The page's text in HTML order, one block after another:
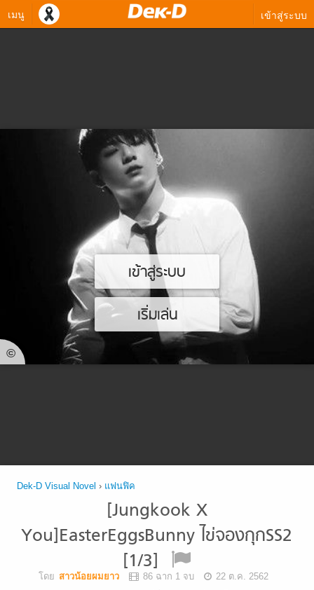
เมนู เข้าสู่ระบบ
เข้าสู่ระบบ
เริ่มเล่น
©
Dek-D Visual Novel › แฟนฟิค
[Jungkook X
You]EasterEggsBunny ไข่จองกุกSS2
[1/3]
โดย สาวน้อยผมยาว 86 ฉาก 1 จบ
22 ต.ค. 2562